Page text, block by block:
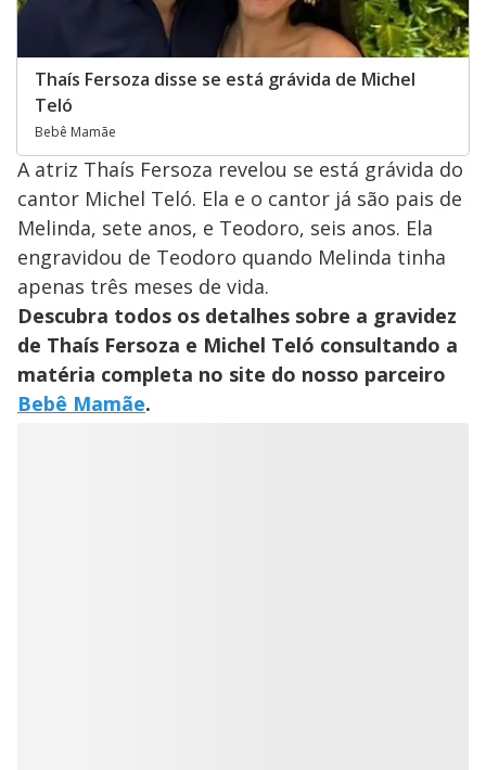
Thaís Fersoza disse se está grávida de Michel
Teló
Bebê Mamãe
A atriz Thaís Fersoza revelou se está grávida do
cantor Michel Teló. Ela e o cantor já são pais de
Melinda, sete anos, e Teodoro, seis anos. Ela
engravidou de Teodoro quando Melinda tinha
apenas três meses de vida.
Descubra todos os detalhes sobre a gravidez
de Thaís Fersoza e Michel Teló consultando a
matéria completa no site do nosso parceiro
Bebê Mamãe.